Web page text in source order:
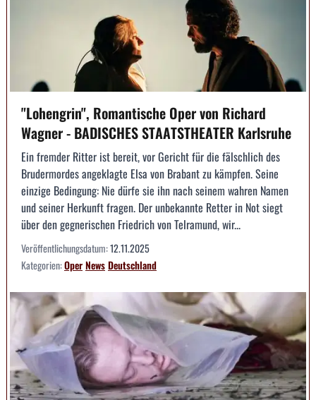
"Lohengrin", Romantische Oper von Richard
Wagner - BADISCHES STAATSTHEATER Karlsruhe
Ein fremder Ritter ist bereit, vor Gericht für die fälschlich des
Brudermordes angeklagte Elsa von Brabant zu kämpfen. Seine
einzige Bedingung: Nie dürfe sie ihn nach seinem wahren Namen
und seiner Herkunft fragen. Der unbekannte Retter in Not siegt
über den gegnerischen Friedrich von Telramund, wir...
Veröffentlichungsdatum:12.11.2025
Kategorien:OperNewsDeutschland